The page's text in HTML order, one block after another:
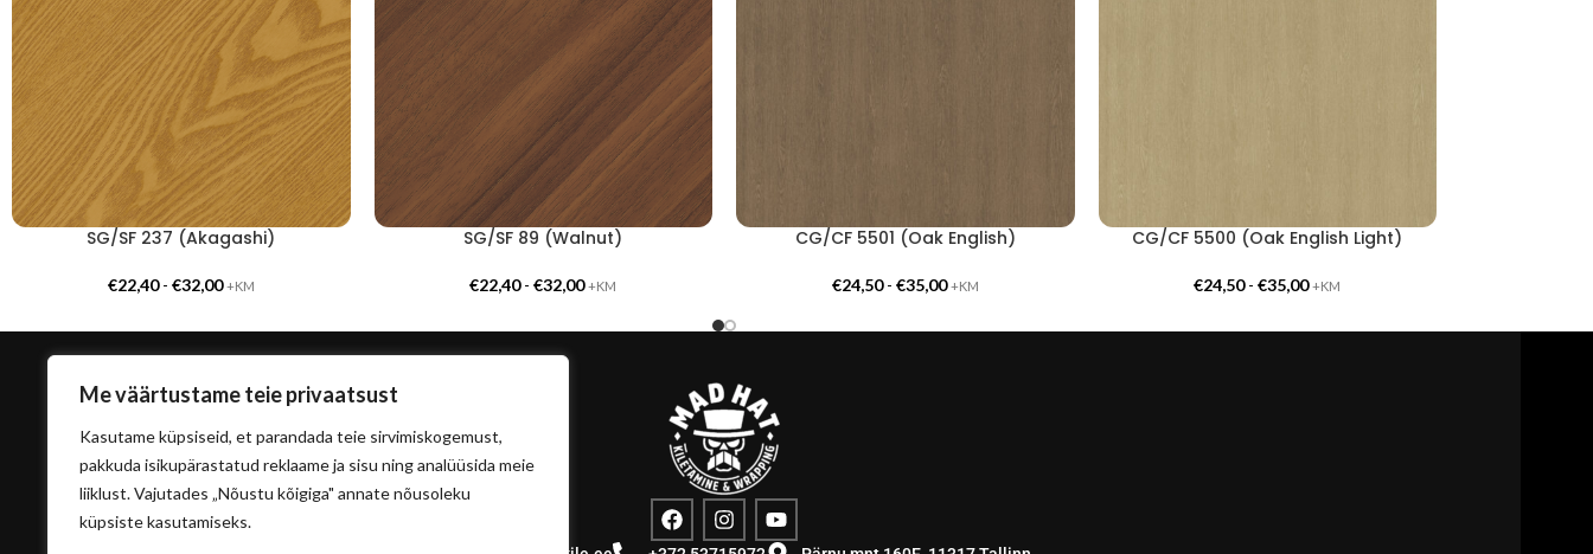
Me väärtustame teie privaatsust
Kasutame küpsiseid, et parandada teie sirvimiskogemust,
pakkuda isikupärastatud reklaame ja sisu ning analüüsida meie
liiklust. Vajutades „Nõustu kõigiga" annate nõusoleku
küpsiste kasutamiseks.
SG/SF 237 (Akagashi)
€22,40- €32,00 +KM
SG/SF 89 (Walnut)
€22,40-€32,00 +KM
CG/CF 5501 (Oak English)
€24,50- €35,00 +KM
CG/CF 5500 (Oak English Light)
€24,50-€35,00 +KM